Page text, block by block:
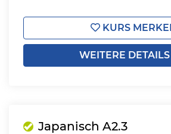
KURS
WEITERE DETAILS
Japanisch A2.3